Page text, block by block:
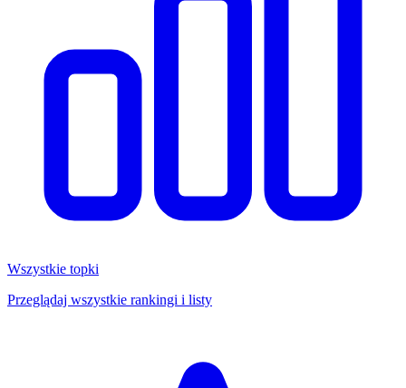
Wszystkie topki
Przeglądaj wszystkie rankingi i listy